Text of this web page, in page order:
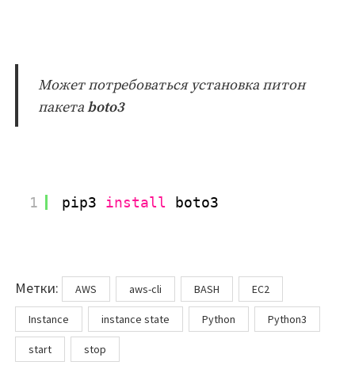
Может потребоваться установка питон
пакетаboto3
1 pip3 install boto3
Метки: Метки
AWS aws-cli BASH EC2
Instance instance state Python Python3
start stop